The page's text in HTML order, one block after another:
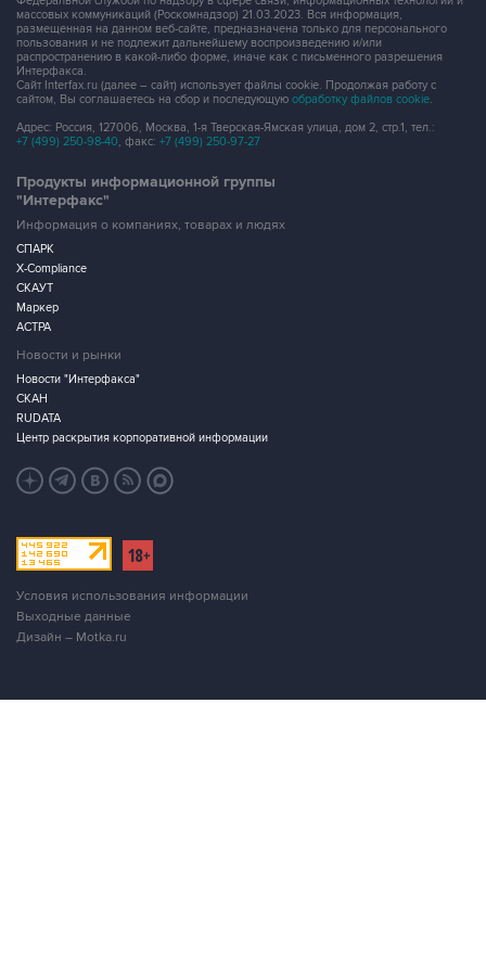
массовых коммуникаций (Роскомнадзор) 21.03.2023. Вся информация,
размещенная на данном веб-сайте, предназначена только для персонального
пользования и не подлежит дальнейшему воспроизведению и/или
распространению в какой-либо форме, иначе как с письменного разрешения
Интерфакса.
Сайт Interfax.ru (далее – сайт) использует файлы cookie. Продолжая работу с
сайтом, Вы соглашаетесь на сбор и последующую обработку файлов cookie.
Адрес: Россия, 127006, Москва, 1-я Тверская-Ямская улица, дом 2, стр.1, тел.:
+7 (499) 250-98-40, факс: +7 (499) 250-97-27
Продукты информационной группы
"Интерфакс"
Информация о компаниях, товарах и людях
СПАРК
X-Compliance
СКАУТ
Маркер
АСТРА
Новости и рынки
Новости "Интерфакса"
СКАН
RUDATA
Центр раскрытия корпоративной информации
Условия использования информации
Выходные данные
Дизайн – Motka.ru